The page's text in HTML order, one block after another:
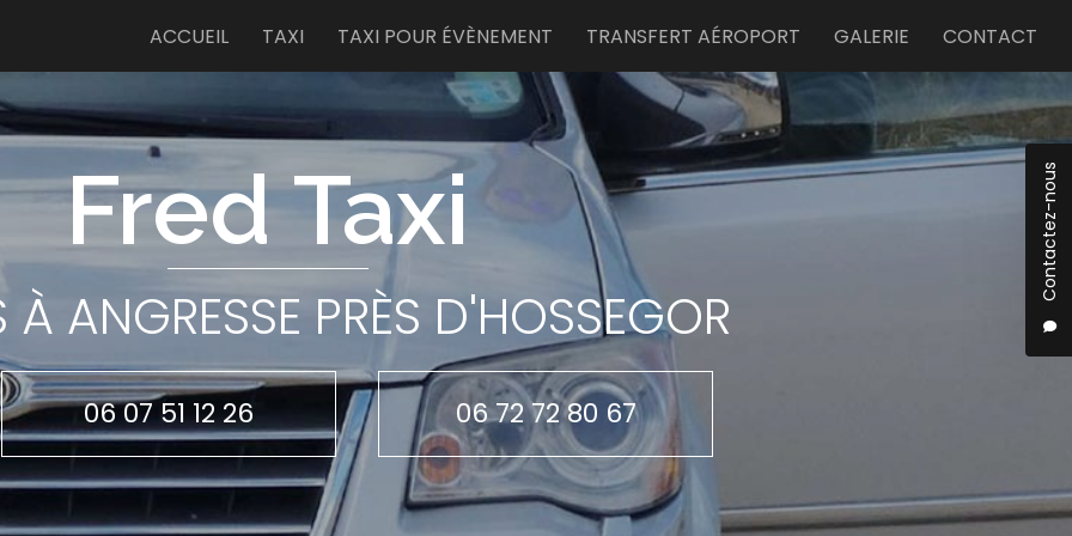
Contactez-nous
ACCUEIL
TAXI TAXI POUR ÉVÈNEMENT TRANSFERT AÉROPORT GALERIE CONTACT
Fred Taxi
ANGRESSE PRÈS D'HOSSEGOR
06 07 51 12 26 06 72 72 80 67